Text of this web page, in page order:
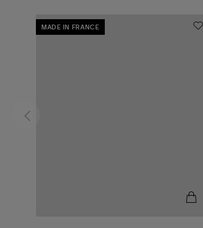
MADE IN FRANCE